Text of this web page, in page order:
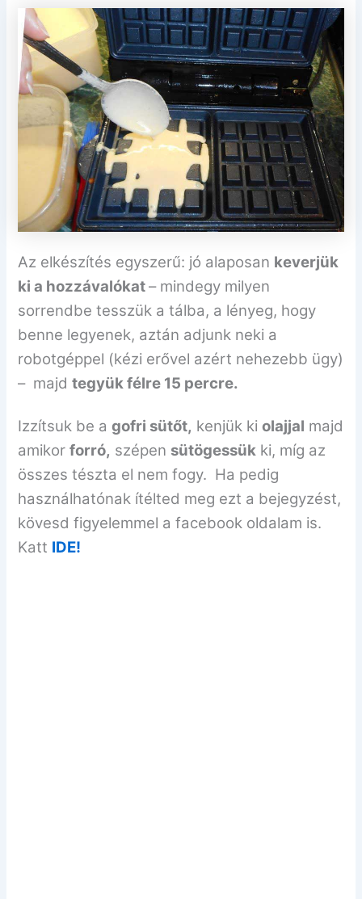
Az elkészítés egyszerű: jó alaposan keverjük
ki a hozzávalókat– mindegy milyen
sorrendbe tesszük a tálba, a lényeg, hogy
benne legyenek, aztán adjunk neki a
robotgéppel (kézi erővel azért nehezebb ügy)
– majdtegyük félre 15 percre.
Izzítsuk be agofri sütőt, kenjük kiolajjal majd
amikorforró, szépen sütögessük ki, míg az
összes tészta el nem fogy. Ha pedig
használhatónak ítélted meg ezt a bejegyzést,
kövesd figyelemmel a facebook oldalam is.
Katt IDE!